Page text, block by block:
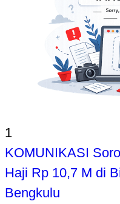
1
KOMUNIKASI
Haji Rp 10,7 M di
Bengkulu